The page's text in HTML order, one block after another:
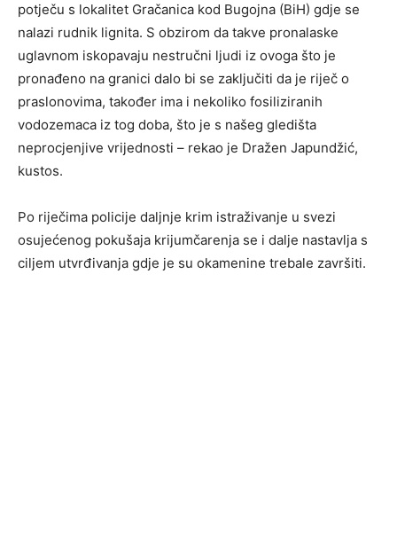
potječu s lokalitet Gračanica kod Bugojna (BiH) gdje se
nalazi rudnik lignita. S obzirom da takve pronalaske
uglavnom iskopavaju nestručni ljudi iz ovoga što je
pronađeno na granici dalo bi se zaključiti da je riječ o
praslonovima, također ima i nekoliko fosiliziranih
vodozemaca iz tog doba, što je s našeg gledišta
neprocjenjive vrijednosti – rekao je Dražen Japundžić,
kustos.
Po riječima policije daljnje krim istraživanje u svezi
osujećenog pokušaja krijumčarenja se i dalje nastavlja s
ciljem utvrđivanja gdje je su okamenine trebale završiti.